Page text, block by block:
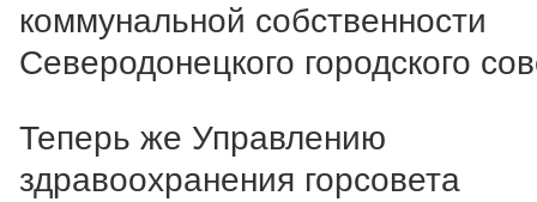
коммунальной собственности
Северодонецкого городского
Теперь же Управлению
здравоохранения горсовета